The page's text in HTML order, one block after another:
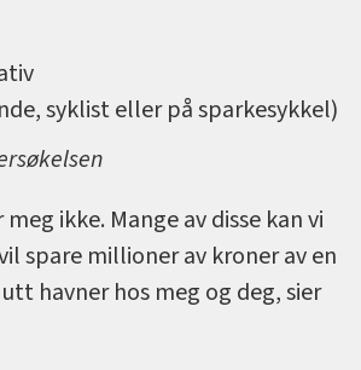
syklist eller på sparkesykkel)
ikke. Mange av disse kan vi
spare millioner av kroner av en
havner hos meg og deg, sier